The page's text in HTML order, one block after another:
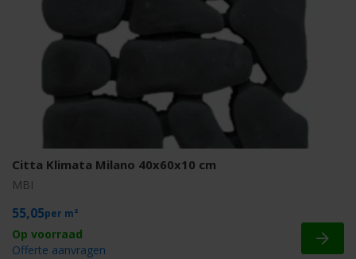
Citta Klimata Milano 40x60x10 cm
MBI
55,05 m²
Offerte aanvragen